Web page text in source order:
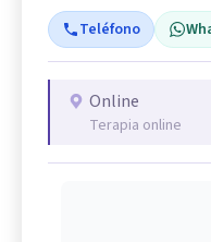
Teléfono
Online
Terapia online